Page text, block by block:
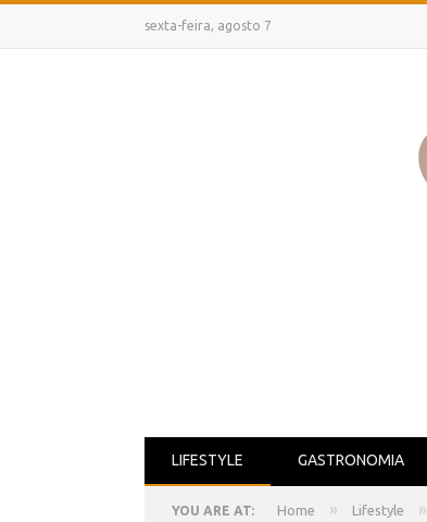
sexta-feira, agosto 7
LIFESTYLE GASTRONOMIA
YOU ARE AT: Home » Lifestyle »